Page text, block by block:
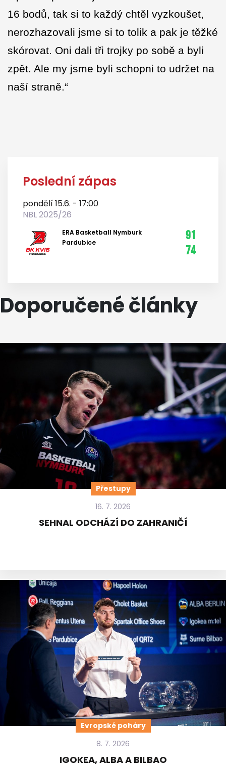
16 bodů, tak si to každý chtěl vyzkoušet,
nerozhazovali jsme si to tolik a pak je těžké
skórovat. Oni dali tři trojky po sobě a byli
zpět. Ale my jsme byli schopni to udržet na
naší straně.“
Poslední zápas
pondělí 15.6. - 17:00
NBL 2025/26
ERA Basketball Nymburk
Pardubice
91
74
Doporučené články
Přestupy
16. 7. 2026
SEHNAL ODCHÁZÍ DO ZAHRANIČÍ
Evropské poháry
8. 7. 2026
IGOKEA, ALBA A BILBAO